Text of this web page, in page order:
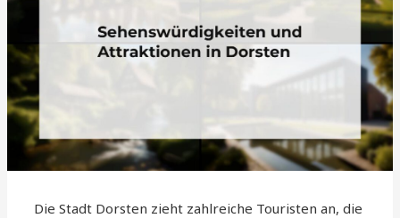
Die Stadt Dorsten zieht zahlreiche Touristen an, die